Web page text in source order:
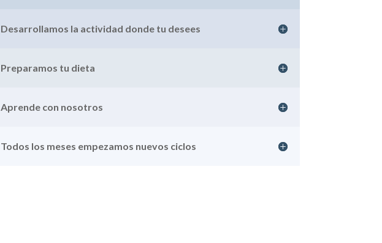
Desarrollamos la actividad donde tu desees
Preparamos tu dieta
Aprende con nosotros
Todos los meses empezamos nuevos ciclos